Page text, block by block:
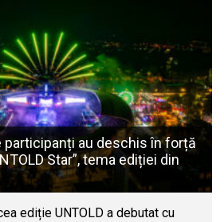
participanți au deschis în forță
Star”, tema ediției din
ediție UNTOLD a debutat cu